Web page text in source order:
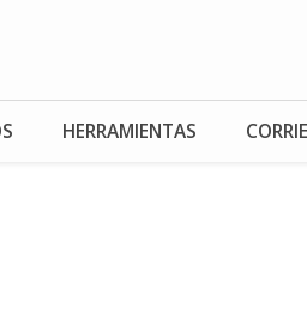
HERRAMIENTAS